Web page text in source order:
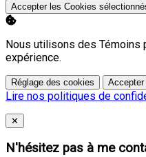
Accepter les Cookies
Nous utilisons des Témoins
expérience.
Réglage des cookies Accepter
Lire nos politiques de
Close
✕
N'hésitez pas à me